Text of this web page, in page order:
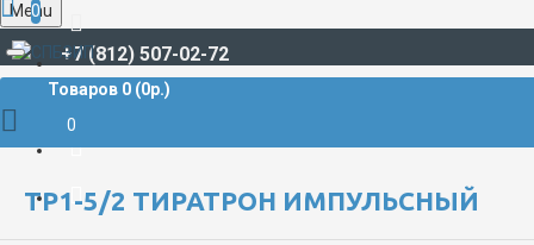
+7 (812) 507-02-72
Menu
0
Товаров 0 (0р.)
0
ЭЛЕКТРОВАКУУМНЫЕ ПРИБОРЫ
ТР1-5/2 ТИРАТРОН ИМПУЛЬСНЫЙ